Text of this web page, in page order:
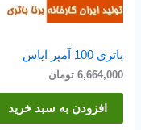
باتری 100 آمپر ایاس
6,664,000 تومان
افزودن به سبد خرید